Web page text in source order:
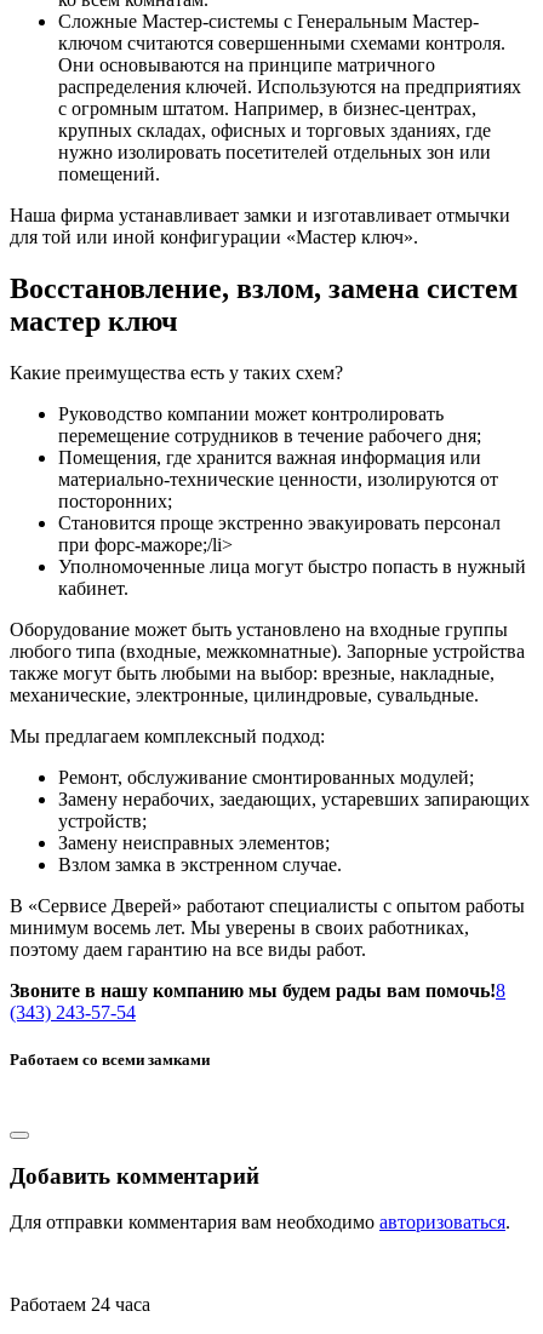
Сложные Мастер-системы с Генеральным Мастер-
ключом считаются совершенными схемами контроля.
Они основываются на принципе матричного
распределения ключей. Используются на предприятиях
с огромным штатом. Например, в бизнес-центрах,
крупных складах, офисных и торговых зданиях, где
нужно изолировать посетителей отдельных зон или
помещений.
Наша фирма устанавливает замки и изготавливает отмычки
для той или иной конфигурации «Мастер ключ».
Восстановление, взлом, замена систем
мастер ключ
Какие преимущества есть у таких схем?
Руководство компании может контролировать
перемещение сотрудников в течение рабочего дня;
Помещения, где хранится важная информация или
материально-технические ценности, изолируются от
посторонних;
Становится проще экстренно эвакуировать персонал
при форс-мажоре;/li>
Уполномоченные лица могут быстро попасть в нужный
кабинет.
Оборудование может быть установлено на входные группы
любого типа (входные, межкомнатные). Запорные устройства
также могут быть любыми на выбор: врезные, накладные,
механические, электронные, цилиндровые, сувальдные.
Мы предлагаем комплексный подход:
Ремонт, обслуживание смонтированных модулей;
Замену нерабочих, заедающих, устаревших запирающих
устройств;
Замену неисправных элементов;
Взлом замка в экстренном случае.
В «Сервисе Дверей» работают специалисты с опытом работы
минимум восемь лет. Мы уверены в своих работниках,
поэтому даем гарантию на все виды работ.
Звоните в нашу компанию мы будем рады вам помочь!8
(343) 243-57-54
Работаем со всеми замками
Добавить комментарий
Для отправки комментария вам необходимо авторизоваться.
Работаем 24 часа